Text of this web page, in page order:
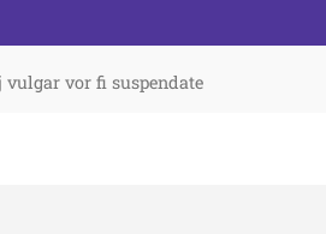
vor fi suspendate